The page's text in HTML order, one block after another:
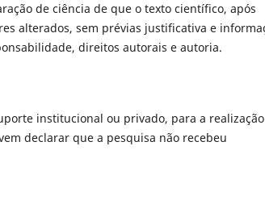
de ciência de que o texto científico, após
alterados, sem prévias justificativa e
direitos autorais e autoria.
institucional ou privado, para a
declarar que a pesquisa não recebeu